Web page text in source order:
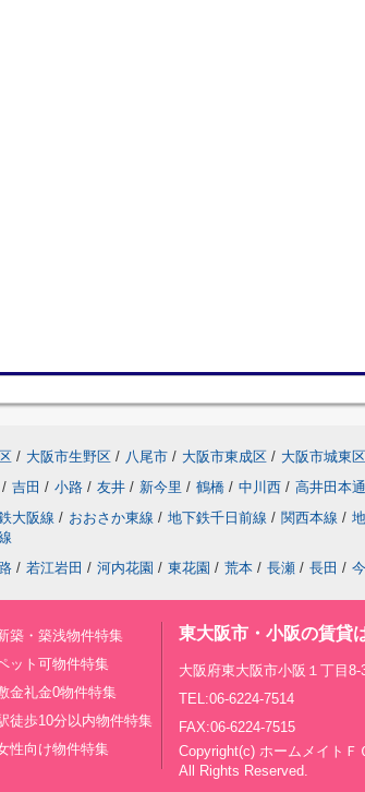
/ 大阪市生野区 / 八尾市 / 大阪市東成区 / 大阪市城東区
/ 吉田 / 小路 / 友井 / 新今里 / 鶴橋 / 中川西 / 高井田本通
大阪線 / おおさか東線 / 地下鉄千日前線 / 関西本線 /
/ 若江岩田 / 河内花園 / 東花園 / 荒本 / 長瀬 / 長田 /
築・築浅物件特集
ット可物件特集
金礼金0物件特集
徒歩10分以内物件特集
性向け物件特集
東大阪市・小阪の賃貸
大阪府東大阪市小阪１丁目8-
TEL:06-6224-7514
FAX:06-6224-7515
Copyright(c) ホームメイトＦ
All Rights Reserved.